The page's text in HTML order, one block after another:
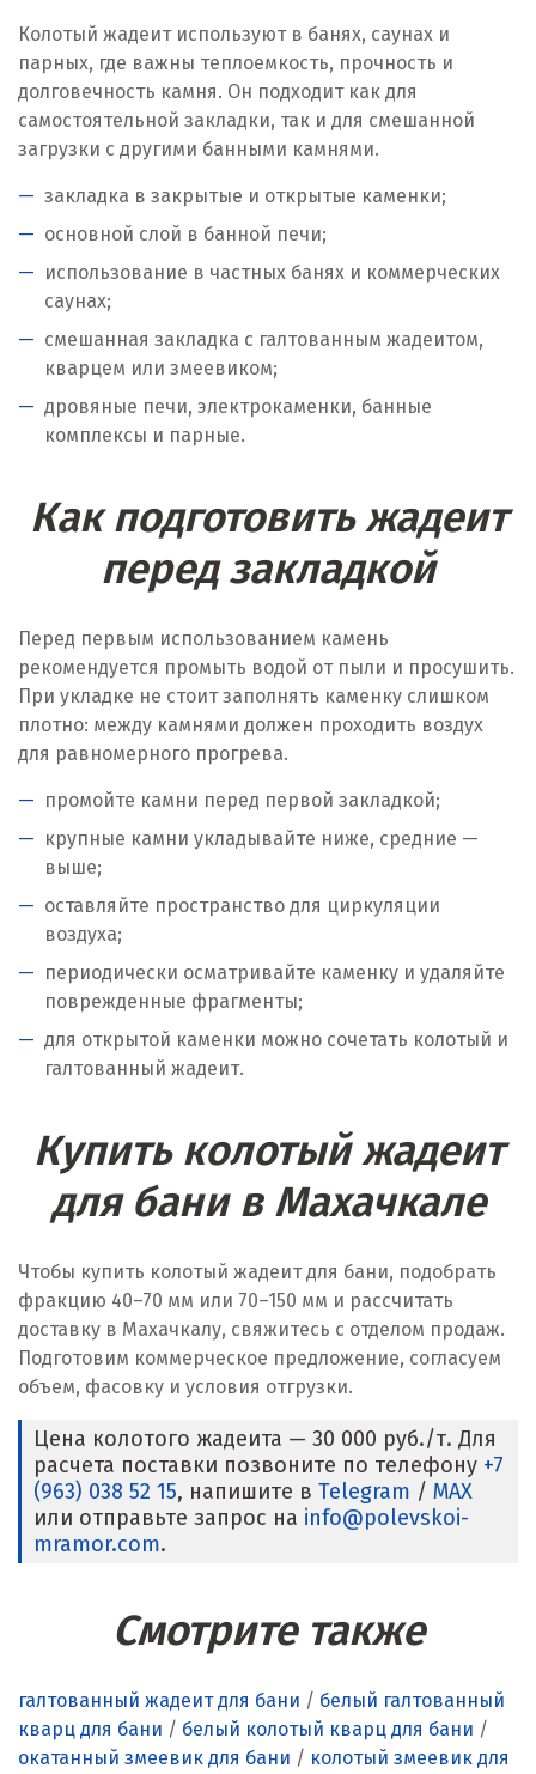
Колотый жадеит используют в банях, саунах и
парных, где важны теплоемкость, прочность и
долговечность камня. Он подходит как для
самостоятельной закладки, так и для смешанной
загрузки с другими банными камнями.
закладка в закрытые и открытые каменки;
основной слой в банной печи;
использование в частных банях и коммерческих
саунах;
смешанная закладка с галтованным жадеитом,
кварцем или змеевиком;
дровяные печи, электрокаменки, банные
комплексы и парные.
Как подготовить жадеит
перед закладкой
Перед первым использованием камень
рекомендуется промыть водой от пыли и просушить.
При укладке не стоит заполнять каменку слишком
плотно: между камнями должен проходить воздух
для равномерного прогрева.
промойте камни перед первой закладкой;
крупные камни укладывайте ниже, средние —
выше;
оставляйте пространство для циркуляции
воздуха;
периодически осматривайте каменку и удаляйте
поврежденные фрагменты;
для открытой каменки можно сочетать колотый и
галтованный жадеит.
Купить колотый жадеит
для бани в Махачкале
Чтобы купить колотый жадеит для бани, подобрать
фракцию 40–70 мм или 70–150 мм и рассчитать
доставку в Махачкалу, свяжитесь с отделом продаж.
Подготовим коммерческое предложение, согласуем
объем, фасовку и условия отгрузки.
Цена колотого жадеита — 30 000 руб./т. Для
расчета поставки позвоните по телефону +7
(963) 038 52 15, напишите в Telegram / MAX
или отправьте запрос на info@polevskoi-
mramor.com.
Смотрите также
галтованный жадеит для бани / белый галтованный
кварц для бани / белый колотый кварц для бани /
окатанный змеевик для бани / колотый змеевик для